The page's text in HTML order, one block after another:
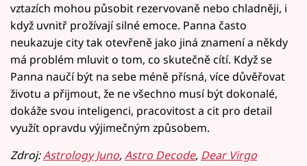
vztazích mohou působit rezervovaně nebo chladněji, i
když uvnitř prožívají silné emoce. Panna často
neukazuje city tak otevřeně jako jiná znamení a někdy
má problém mluvit o tom, co skutečně cítí. Když se
Panna naučí být na sebe méně přísná, více důvěřovat
životu a přijmout, že ne všechno musí být dokonalé,
dokáže svou inteligenci, pracovitost a cit pro detail
využít opravdu výjimečným způsobem.
Zdroj:Astrology Juno,Astro Decode, Dear Virgo